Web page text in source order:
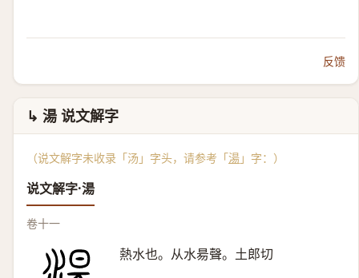
反馈
↳ 湯 说文解字
（说文解字未收录「汤」字头，请参考「湯 」字：）
说文解字·湯
卷十一
熱水也。从水昜聲。土郎切